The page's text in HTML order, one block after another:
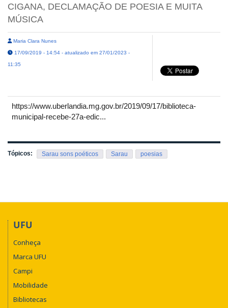
CIGANA, DECLAMAÇÃO DE POESIA E MUITA
MÚSICA
Maria Clara Nunes
17/09/2019 - 14:54 - atualizado em 27/01/2023 -
11:35
https://www.uberlandia.mg.gov.br/2019/09/17/biblioteca-
municipal-recebe-27a-edic...
Tópicos: Sarau sons poéticos Sarau poesias
UFU
Conheça
Marca UFU
Campi
Mobilidade
Bibliotecas